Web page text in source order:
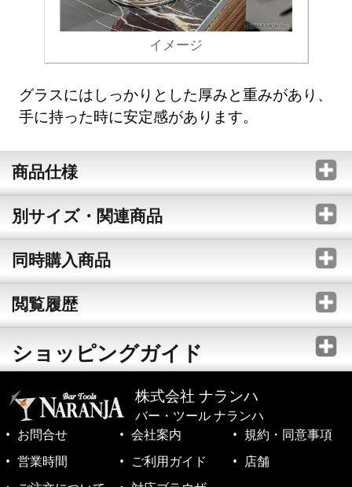
イメージ
グラスにはしっかりとした厚みと重みがあり、
手に持った時に安定感があります。
商品仕様
別サイズ・関連商品
同時購入商品
閲覧履歴
ショッピングガイド
株式会社 ナランハ
バー・ツール ナランハ
お問合せ
会社案内
規約・同意事項
営業時間
ご利用ガイド
店舗